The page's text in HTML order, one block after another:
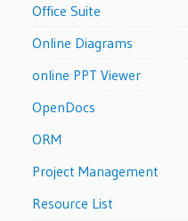
Office Suite
Online Diagrams
online PPT Viewer
OpenDocs
ORM
Project Management
Resource List